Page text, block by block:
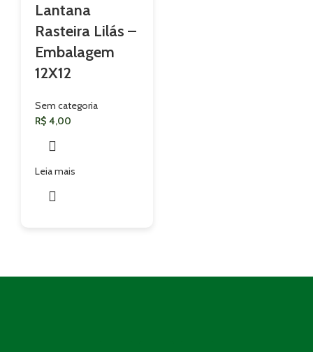
Lantana
Rasteira Lilás –
Embalagem
12X12
Sem categoria
R$ 4,00
Leia mais